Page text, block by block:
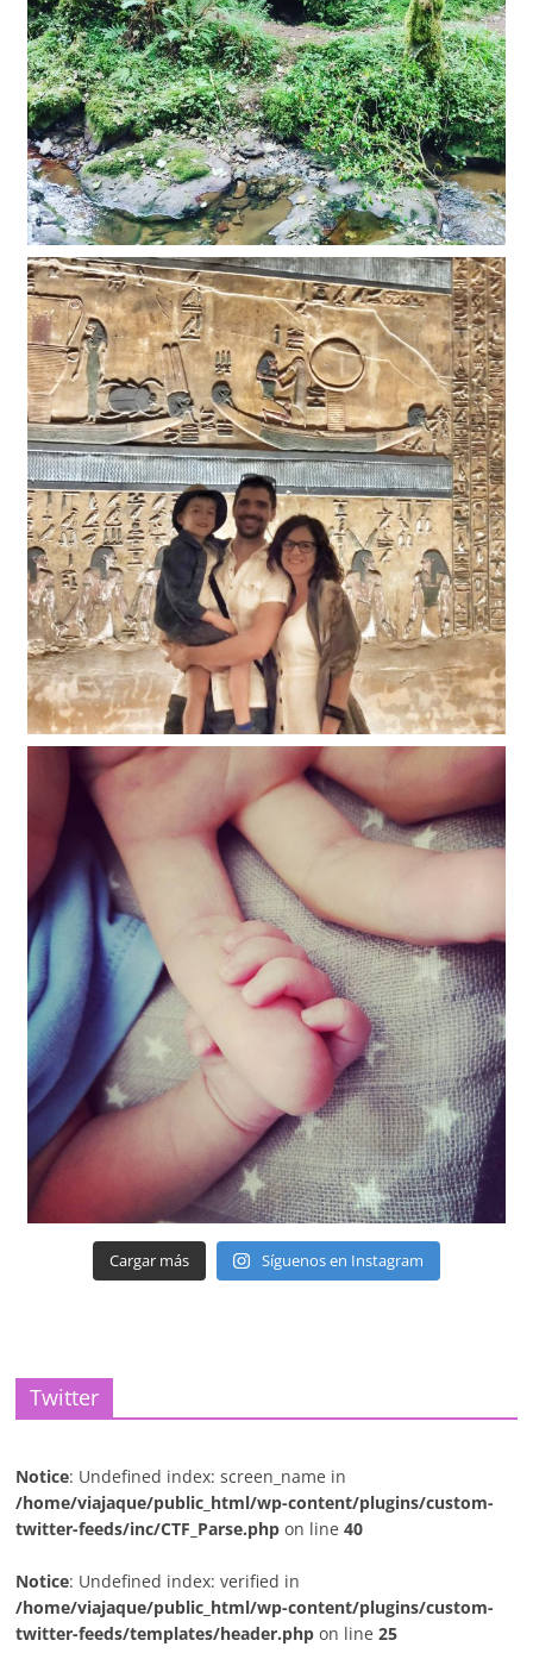
Cargar más Síguenos en Instagram
Twitter
Notice: Undefined index: screen_name in
/home/viajaque/public_html/wp-content/plugins/custom-
twitter-feeds/inc/CTF_Parse.php on line40
Notice: Undefined index: verified in
/home/viajaque/public_html/wp-content/plugins/custom-
twitter-feeds/templates/header.php on line25